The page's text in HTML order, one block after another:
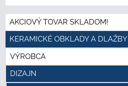
AKCIOVÝ TOVAR SKLADOM!
KERAMICKÉ OBKLADY A DLAŽBY
VÝROBCA
DIZAJN